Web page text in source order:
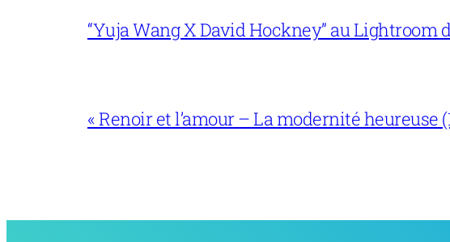
“Yuja Wang X David Hockney” au
« Renoir et l’amour – La modernité heureuse